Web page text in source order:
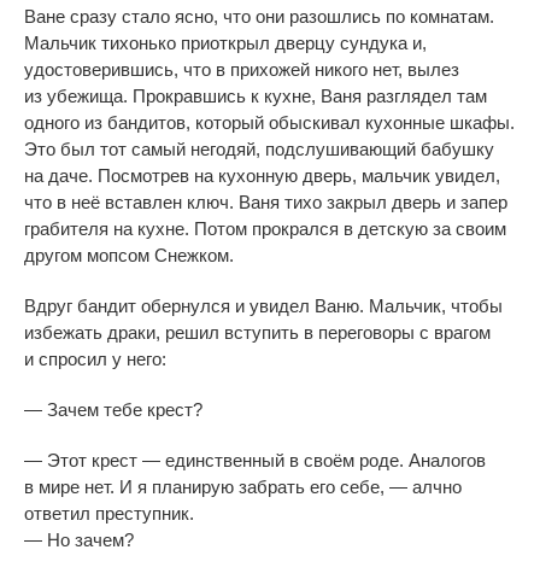
Ване сразу стало ясно, что они разошлись по комнатам.
Мальчик тихонько приоткрыл дверцу сундука и,
удостоверившись, что в прихожей никого нет, вылез
из убежища. Прокравшись к кухне, Ваня разглядел там
одного из бандитов, который обыскивал кухонные шкафы.
Это был тот самый негодяй, подслушивающий бабушку
на даче. Посмотрев на кухонную дверь, мальчик увидел,
что в неё вставлен ключ. Ваня тихо закрыл дверь и запер
грабителя на кухне. Потом прокрался в детскую за своим
другом мопсом Снежком.
Вдруг бандит обернулся и увидел Ваню. Мальчик, чтобы
избежать драки, решил вступить в переговоры с врагом
и спросил у него:
— Зачем тебе крест?
— Этот крест — единственный в своём роде. Аналогов
в мире нет. И я планирую забрать его себе, — алчно
ответил преступник.
— Но зачем?